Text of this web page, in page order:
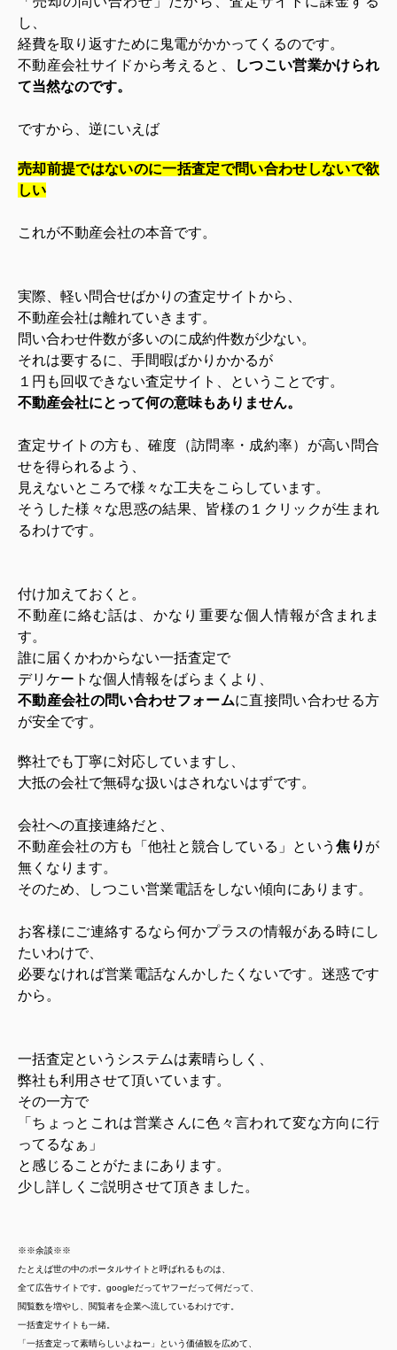
し、
経費を取り返すために鬼電がかかってくるのです。
不動産会社サイドから考えると、
しつこい営業かけられ
て当然なのです。
ですから、逆にいえば
売却前提ではないのに一括査定で問い合わせしないで欲
しい
これが不動産会社の本音です。
実際、軽い問合せばかりの査定サイトから、
不動産会社は離れていきます。
問い合わせ件数が多いのに成約件数が少ない。
それは要するに、手間暇ばかりかかるが
１円も回収できない査定サイト、ということです。
不動産会社にとって何の意味もありません。
査定サイトの方も、確度（訪問率・成約率）が高い問合
せを得られるよう、
見えないところで様々な工夫をこらしています。
そうした様々な思惑の結果、皆様の１クリックが生まれ
るわけです。
付け加えておくと。
不動産に絡む話は、かなり重要な個人情報が含まれま
す。
誰に届くかわからない一括査定で
デリケートな個人情報をばらまくより、
不動産会社の問い合わせフォームに直接問い合わせる方
が安全です。
弊社でも丁寧に対応していますし、
大抵の会社で無碍な扱いはされないはずです。
会社への直接連絡だと、
不動産会社の方も「他社と競合している」という焦り が
無くなります。
そのため、しつこい営業電話をしない傾向にあります。
お客様にご連絡するなら何かプラスの情報がある時にし
たいわけで、
必要なければ営業電話なんかしたくないです。迷惑です
から。
一括査定というシステムは素晴らしく、
弊社も利用させて頂いています。
その一方で
「ちょっとこれは営業さんに色々言われて変な方向に行
ってるなぁ」
と感じることがたまにあります。
少し詳しくご説明させて頂きました。
※※余談※※
たとえば世の中のポータルサイトと呼ばれるものは、
全て広告サイトです。googleだってヤフーだって何だって、
閲覧数を増やし、 閲覧者を企業へ流しているわけです。
一括査定サイトも一緒。
「一括査定って素晴らしいよねー」という価値観を広めて、